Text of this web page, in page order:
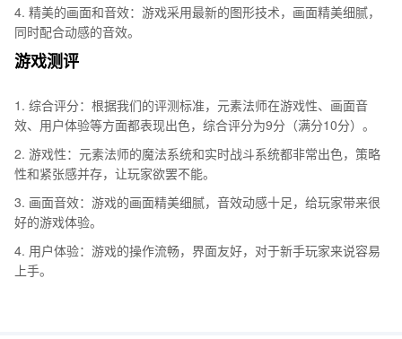
4. 精美的画面和音效：游戏采用最新的图形技术，画面精美细腻，
同时配合动感的音效。
游戏测评
1. 综合评分：根据我们的评测标准，元素法师在游戏性、画面音
效、用户体验等方面都表现出色，综合评分为9分（满分10分）。
2. 游戏性：元素法师的魔法系统和实时战斗系统都非常出色，策略
性和紧张感并存，让玩家欲罢不能。
3. 画面音效：游戏的画面精美细腻，音效动感十足，给玩家带来很
好的游戏体验。
4. 用户体验：游戏的操作流畅，界面友好，对于新手玩家来说容易
上手。